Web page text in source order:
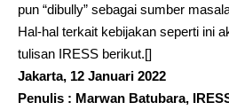
pun “dibully” sebagai sumber
Hal-hal terkait kebijakan seperti ini
tulisan IRESS berikut.[]
Jakarta, 12 Januari 2022
Penulis : Marwan Batubara,